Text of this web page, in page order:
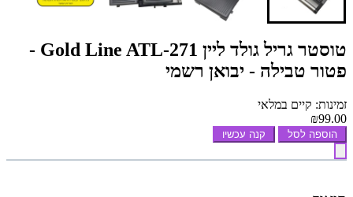
טוסטר גריל גולד ליין Gold Line ATL-271 -
פטור טבילה - יבואן רשמי
זמינות: קיים במלאי
₪99.00
הוספה לסל קנה עכשיו